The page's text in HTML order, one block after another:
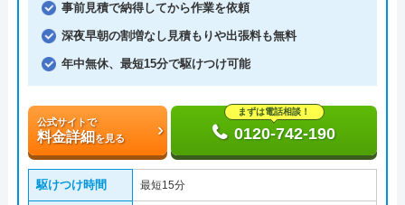
事前見積で納得してから作業を依頼
深夜早朝の割増なし見積もりや出張料も無料
年中無休、最短15分で駆けつけ可能
公式サイトで
料金詳細を見る
まずは電話相談！
0120-742-190
駆けつけ時間 最短15分